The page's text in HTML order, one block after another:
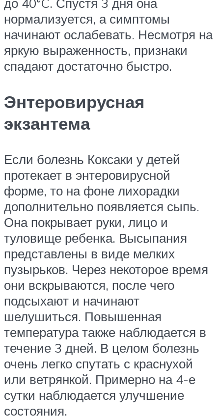
нормализуется, а симптомы
начинают ослабевать. Несмотря на
яркую выраженность, признаки
спадают достаточно быстро.
Энтеровирусная
экзантема
Если болезнь Коксаки у детей
протекает в энтеровирусной
форме, то на фоне лихорадки
дополнительно появляется сыпь.
Она покрывает руки, лицо и
туловище ребенка. Высыпания
представлены в виде мелких
пузырьков. Через некоторое время
они вскрываются, после чего
подсыхают и начинают
шелушиться. Повышенная
температура также наблюдается в
течение 3 дней. В целом болезнь
очень легко спутать с краснухой
или ветрянкой. Примерно на 4-е
сутки наблюдается улучшение
состояния.